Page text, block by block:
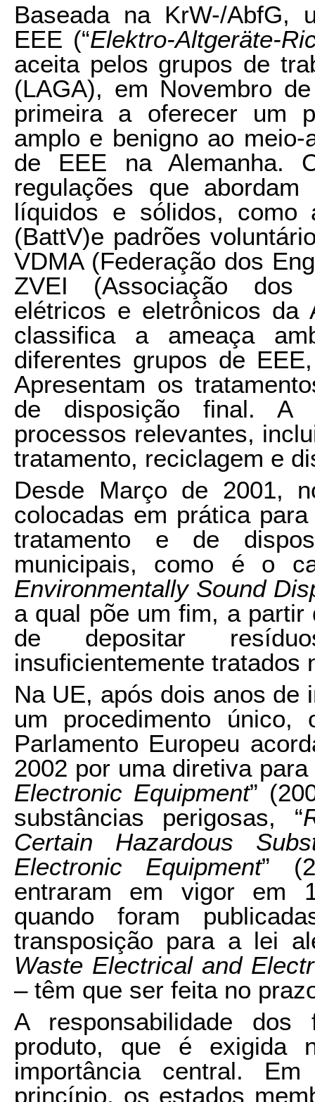
Baseada na KrW-/AbfG,
EEE (“Elektro-Altgeräte-
aceita pelos grupos de
(LAGA), em Novembro
primeira a oferecer um
amplo e benigno ao
de EEE na Alemanha.
regulações que
líquidos e sólidos, como
(BattV)e padrões
VDMA (Federação dos
ZVEI (Associação dos
elétricos e eletrônicos da
classifica a ameaça
diferentes grupos de
Apresentam os
de disposição final. A
processos relevantes,
tratamento, reciclagem e
Desde Março de 2001,
colocadas em prática
tratamento e de
municipais, como é o
Environmentally Sound
a qual põe um fim, a
de depositar
insuficientemente tratados
Na UE, após dois anos de
um procedimento
Parlamento Europeu
2002 por uma diretiva para
Electronic Equipment”
substâncias perigosas, “
Certain Hazardous
Electronic Equipment”
entraram em vigor em
quando foram
transposição para a lei
Waste Electrical and
– têm que ser feita no
A responsabilidade
produto, que é exigida
importância central.
princípio, os estados